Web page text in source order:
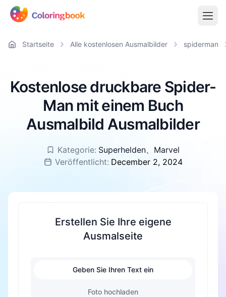
Startseite Alle kostenlosen Ausmalbilder spiderman
Kostenlose druckbare Spider-
Man mit einem Buch
Ausmalbild Ausmalbilder
Kategorie: Superhelden、 Marvel
Veröffentlicht: December 2, 2024
Erstellen Sie Ihre eigene
Ausmalseite
Geben Sie Ihren Text ein
Foto hochladen